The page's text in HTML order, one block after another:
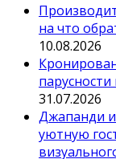
на что
10.08.2026
31.07.2026
Джапанди
уютную